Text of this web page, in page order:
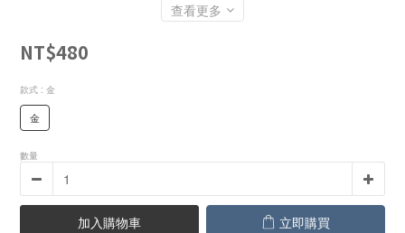
查看更多
NT$480
款式 : 金
金
數量
加入購物車 立即購買